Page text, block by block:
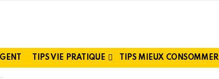
TIPS VIE PRATIQUE TIPS MIEUX CONSOMMER